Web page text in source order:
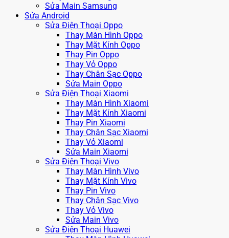
Sửa Main Samsung
Sửa Android
Sửa Điện Thoại Oppo
Thay Màn Hình Oppo
Thay Mặt Kính Oppo
Thay Pin Oppo
Thay Vỏ Oppo
Thay Chân Sạc Oppo
Sửa Main Oppo
Sửa Điện Thoại Xiaomi
Thay Màn Hình Xiaomi
Thay Mặt Kính Xiaomi
Thay Pin Xiaomi
Thay Chân Sạc Xiaomi
Thay Vỏ Xiaomi
Sửa Main Xiaomi
Sửa Điện Thoại Vivo
Thay Màn Hình Vivo
Thay Mặt Kính Vivo
Thay Pin Vivo
Thay Chân Sạc Vivo
Thay Vỏ Vivo
Sửa Main Vivo
Sửa Điện Thoại Huawei